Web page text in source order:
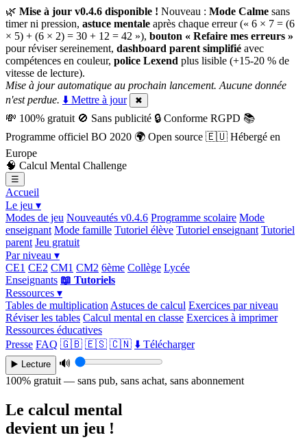
🌿 Mise à jour v0.4.6 disponible ! Nouveau : Mode Calme sans
timer ni pression, astuce mentale après chaque erreur (« 6 × 7 = (6
× 5) + (6 × 2) = 30 + 12 = 42 »), bouton « Refaire mes erreurs »
pour réviser sereinement, dashboard parent simplifié avec
compétences en couleur, police Lexend plus lisible (+15-20 % de
vitesse de lecture).
Mise à jour automatique au prochain lancement. Aucune donnée
n'est perdue. ⬇️ Mettre à jour ✖
💸 100% gratuit 🚫 Sans publicité 🔒 Conforme RGPD 📚
Programme officiel BO 2020 🌍 Open source 🇪🇺 Hébergé en
Europe
🧠 Calcul Mental Challenge
☰
Accueil
Le jeu ▾
Modes de jeu Nouveautés v0.4.6 Programme scolaire Mode
enseignant Mode famille Tutoriel élève Tutoriel enseignant Tutoriel
parent Jeu gratuit
Par niveau ▾
CE1 CE2 CM1 CM2 6ème Collège Lycée
Enseignants 📖 Tutoriels
Ressources ▾
Tables de multiplication Astuces de calcul Exercices par niveau
Réviser les tables Calcul mental en classe Exercices à imprimer
Ressources éducatives
Presse FAQ 🇬🇧 🇪🇸 🇨🇳 ⬇️ Télécharger
▶️ Lecture
🔊
100% gratuit — sans pub, sans achat, sans abonnement
Le calcul mental
devient un jeu !